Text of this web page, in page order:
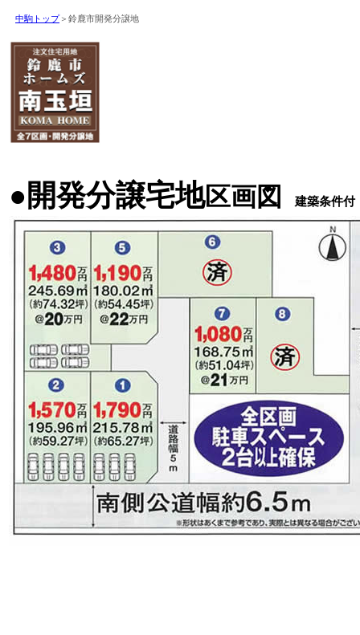
中駒トップ＞鈴鹿市開発分譲地
●開発分譲宅地区画図 建築条件付